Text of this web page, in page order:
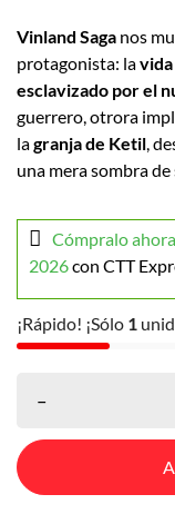
Vinland Saga nos
protagonista: la
esclavizado por el
guerrero, otrora
lagranja de Ketil,
una mera sombra de
Cómpralo ahora
2026con CTT
¡Rápido! ¡Sólo 1
–